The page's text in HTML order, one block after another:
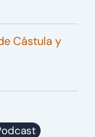
Cástula y